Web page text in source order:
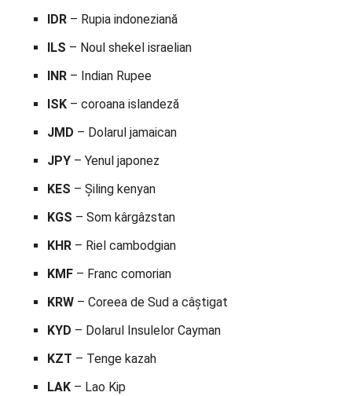
IDR – Rupia indoneziană
ILS – Noul shekel israelian
INR – Indian Rupee
ISK – coroana islandeză
JMD – Dolarul jamaican
JPY – Yenul japonez
KES – Șiling kenyan
KGS – Som kârgâzstan
KHR – Riel cambodgian
KMF – Franc comorian
KRW – Coreea de Sud a câștigat
KYD – Dolarul Insulelor Cayman
KZT – Tenge kazah
LAK – Lao Kip